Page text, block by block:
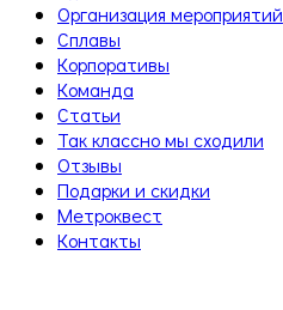
Организация мероприятий
Сплавы
Корпоративы
Команда
Статьи
Так классно мы сходили
Отзывы
Подарки и скидки
Метроквест
Контакты